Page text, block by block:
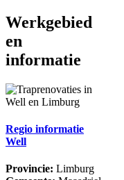
Werkgebied
en
informatie
Regio informatie
Well
Provincie: Limburg